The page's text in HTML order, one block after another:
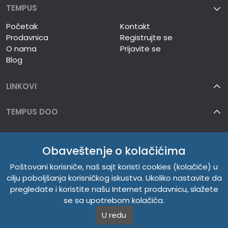
TEMPUS
Početak
Prodavnica
O nama
Blog
Kontakt
Registrujte se
Prijavite se
LINKOVI
TEMPUS DOO
O NAMA
Obaveštenje o kolačićima
Poštovani korisniče, naš sajt koristi cookies (kolačiće) u
cilju poboljšanja korisničkog iskustva. Ukoliko nastavite da
pregledate i koristite našu Internet prodavnicu, slažete
se sa upotrebom kolačića.
U redu